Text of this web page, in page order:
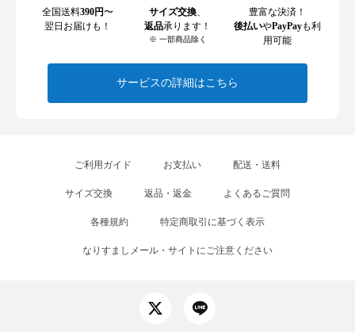
全国送料390円〜
翌日お届けも！
サイズ交換、
返品承ります！
※ 一部商品除く
豊富な決済！
後払いやPayPayも利
用可能
サービスの詳細はこちら
ご利用ガイド お支払い 配送・送料
サイズ交換 返品・返金 よくあるご質問
各種規約 特定商取引に基づく表示
なりすましメール・サイトにご注意ください